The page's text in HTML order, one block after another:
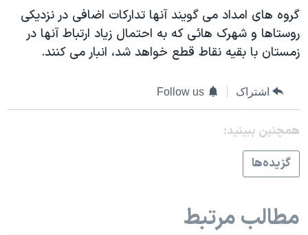
تریبونال مردمی آبان ۹۸
دادگاه حمید نوری
چهل سال گروگان‌گیری
اعتراضات مردمی آبان ۹۸
اسرائیل در جنگ
نرگس محمدی برنده جایزه نوبل صلح
صفحه‌های ویژه
سفر پرزیدنت ترامپ به چین
گروه های امداد می گويند آنها تدارکات اضافی در نزديکی
روستاها و شهرک هائی که به احتمال زياد ارتباط آنها در
زمستان با بقيه نقاط قطع خواهد شد، انبار می کنند.
اشتراک Follow us
همچنبن ببینید:
گزيده‌ها
مطالب مرتبط